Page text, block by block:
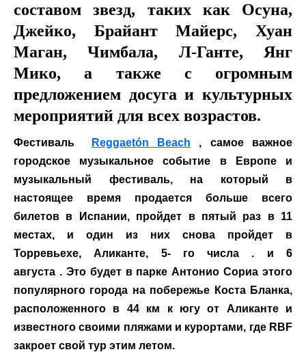
составом звезд, таких как Осуна,
Джейко, Брайант Майерс, Хуан
Маган, Чимбала, Л-Ганте, Янг
Мико, а также с огромным
предложением досуга и культурных
мероприятий для всех возрастов.
Фестиваль Reggaetón Beach , самое важное
городское музыкальное событие в Европе и
музыкальный фестиваль, на который в
настоящее время продается больше всего
билетов в Испании, пройдет в пятый раз в 11
местах, и один из них снова пройдет в
Торревьехе, Аликанте, 5- гочисла . и 6
августа . Это будет в парке Антонио Сориа этого
популярного города на побережье Коста Бланка,
расположенного в 44 км к югу от Аликанте и
известного своими пляжами и курортами, где RBF
закроет свой тур этим летом.